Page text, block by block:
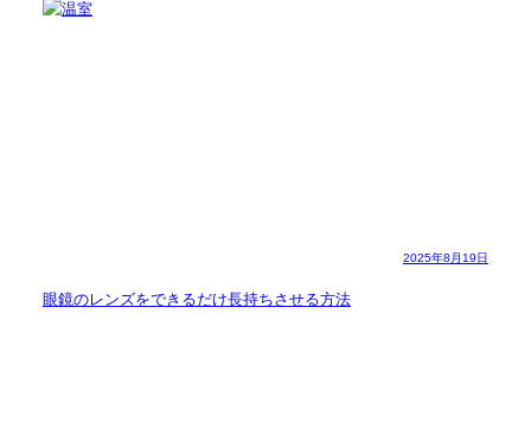
2025年8月19日
眼鏡のレンズをできるだけ長持ちさせる方法